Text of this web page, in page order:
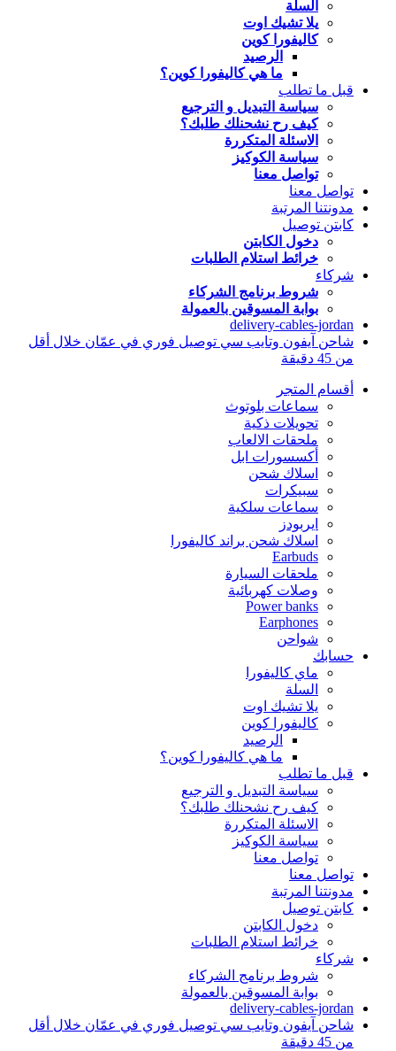
السلة
يلا تشيك اوت
كاليفورا كوين
الرصيد
ما هي كاليفورا كوين؟
قبل ما تطلب
سياسة التبديل و الترجيع
كيف رح نشحنلك طلبك؟
الاسئلة المتكررة
سياسة الكوكيز
تواصل معنا
تواصل معنا
مدونتنا المرتبة
كابتن توصيل
دخول الكابتن
خرائط استلام الطلبات
شركاء
شروط برنامج الشركاء
بوابة المسوقين بالعمولة
delivery-cables-jordan
شاحن آيفون وتايب سي توصيل فوري في عمّان خلال أقل
من 45 دقيقة
أقسام المتجر
سماعات بلوتوث
تحويلات ذكية
ملحقات الالعاب
أكسسورات ابل
اسلاك شحن
سبيكرات
سماعات سلكية
ايربودز
اسلاك شحن براند كاليفورا
Earbuds
ملحقات السيارة
وصلات كهربائية
Power banks
Earphones
شواحن
حسابك
ماي كاليفورا
السلة
يلا تشيك اوت
كاليفورا كوين
الرصيد
ما هي كاليفورا كوين؟
قبل ما تطلب
سياسة التبديل و الترجيع
كيف رح نشحنلك طلبك؟
الاسئلة المتكررة
سياسة الكوكيز
تواصل معنا
تواصل معنا
مدونتنا المرتبة
كابتن توصيل
دخول الكابتن
خرائط استلام الطلبات
شركاء
شروط برنامج الشركاء
بوابة المسوقين بالعمولة
delivery-cables-jordan
شاحن آيفون وتايب سي توصيل فوري في عمّان خلال أقل
من 45 دقيقة